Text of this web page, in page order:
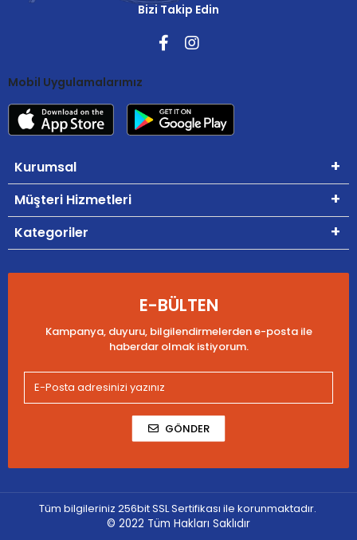
Bizi Takip Edin
Mobil Uygulamalarımız
Kurumsal
Müşteri Hizmetleri
Kategoriler
E-BÜLTEN
Kampanya, duyuru, bilgilendirmelerden e-posta ile
haberdar olmak istiyorum.
GÖNDER
Tüm bilgileriniz 256bit SSL Sertifikası ile korunmaktadır.
© 2022 Tüm Hakları Saklıdır